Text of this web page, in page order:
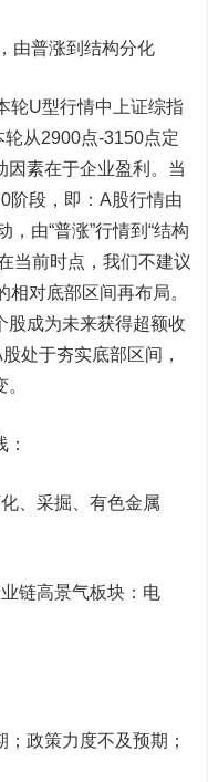
由普涨到结构分化
U型行情中上证综指
从2900点-3150点定
因素在于企业盈利。当
阶段，即：A股行情由
，由“普涨”行情到“结构
当前时点，我们不建议
对底部区间再布局。
股成为未来获得超额收
处于夯实底部区间，
、采掘、有色金属
链高景气板块：电
政策力度不及预期；